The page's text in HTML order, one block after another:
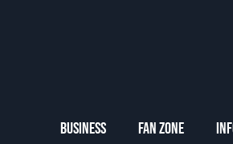
Business Fan Zone